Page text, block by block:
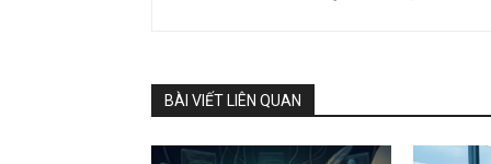
BÀI VIẾT LIÊN QUAN